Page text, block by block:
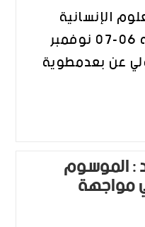
الإنسانية
والاجتماعية تاريخ تنظيمه 06-07 نوفمبر
عن بعدمطوية
: الموسوم
مواجهة